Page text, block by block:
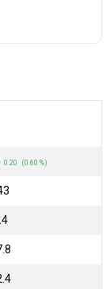
0.20 (0.60 %)